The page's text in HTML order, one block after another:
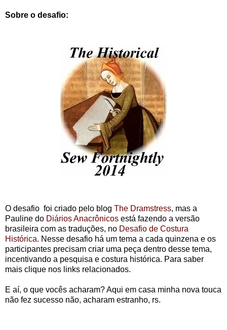
Sobre o desafio:
O desafio foi criado pelo blog The Dramstress, mas a
Pauline do Diários Anacrônicos está fazendo a versão
brasileira com as traduções, no Desafio de Costura
Histórica. Nesse desafio há um tema a cada quinzena e os
participantes precisam criar uma peça dentro desse tema,
incentivando a pesquisa e costura histórica. Para saber
mais clique nos links relacionados.
E aí, o que vocês acharam? Aqui em casa minha nova touca
não fez sucesso não, acharam estranho, rs.